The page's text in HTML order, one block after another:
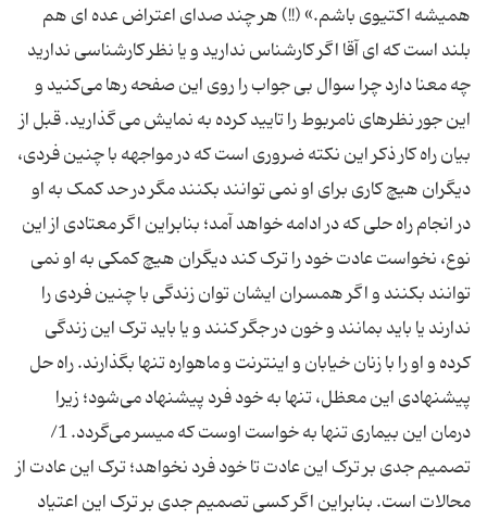
همیشه اکتیوی باشم.» (!!) هر چند صدای اعتراض عده ای هم
بلند است که ای آقا اگر کارشناس ندارید و یا نظر کارشناسی ندارید
چه معنا دارد چرا سوال بی جواب را روی این صفحه رها می‌کنید و
این جور نظرهای نامربوط را تایید کرده به نمایش می گذارید. قبل از
بیان راه کار ذکر این نکته ضروری است که در مواجهه با چنین فردی،
دیگران هیچ کاری برای او نمی توانند بکنند مگر در حد کمک به او
در انجام راه حلی که در ادامه خواهد آمد؛ بنابراین اگر معتادی از این
نوع، نخواست عادت خود را ترک کند دیگران هیچ کمکی به او نمی
توانند بکنند و اگر همسران ایشان توان زندگی با چنین فردی را
ندارند یا باید بمانند و خون در جگر کنند و یا باید ترک این زندگی
کرده و او را با زنان خیابان و اینترنت و ماهواره تنها بگذارند. راه حل
پیشنهادی این معظل، تنها به خود فرد پیشنهاد می‌شود؛ زیرا
درمان این بیماری تنها به خواست اوست که میسر می‌گردد. 1/
تصمیم جدی بر ترک این عادت تا خود فرد نخواهد؛ ترک این عادت از
محالات است. بنابراین اگر کسی تصمیم جدی بر ترک این اعتیاد